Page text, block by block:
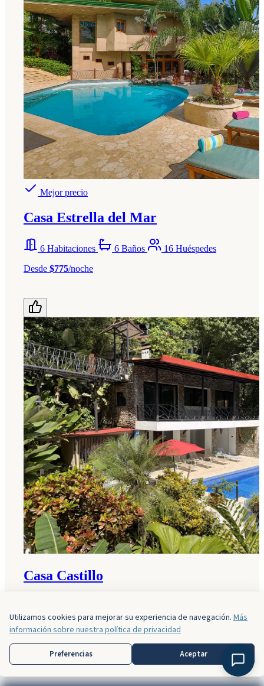
Mejor precio
Casa Estrella del Mar
6 Habitaciones 6 Baños
16 Huéspedes
Desde $775/noche
Casa Castillo
Desde$500/noche
Ver Todas las Propiedades
Utilizamos cookies para mejorar su experiencia de navegación. Más
información sobre nuestra política de privacidad
Preferencias Aceptar